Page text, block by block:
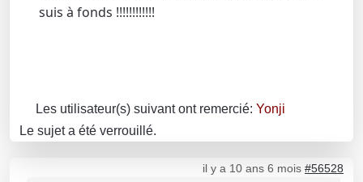
suis à fonds !!!!!!!!!!!!
Les utilisateur(s) suivant ont remercié: Yonji
Le sujet a été verrouillé.
il y a 10 ans 6 mois #56528